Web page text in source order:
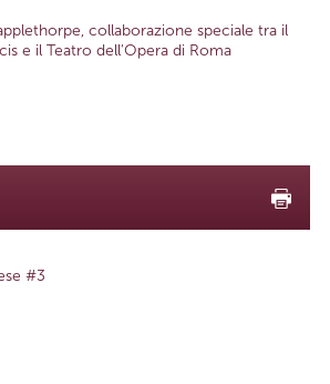
collaborazione speciale tra il
e il Teatro dell'Opera di Roma
#3